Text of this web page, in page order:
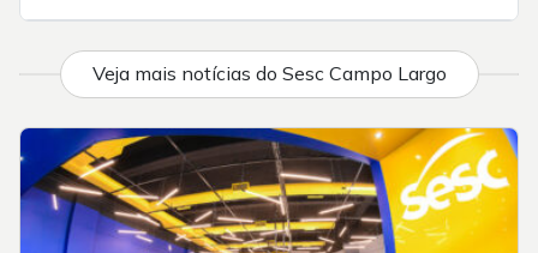
Veja mais notícias do Sesc Campo Largo